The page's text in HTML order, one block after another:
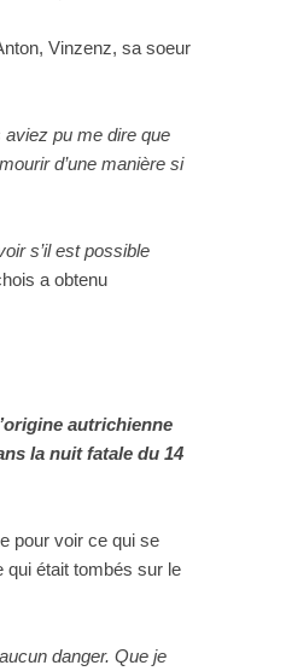
Vinzenz, sa soeur
pu me dire que
d’une manière si
s’il est possible
a obtenu
autrichienne
la nuit fatale du 14
pour voir ce qui se
qui était tombés sur le
danger. Que je